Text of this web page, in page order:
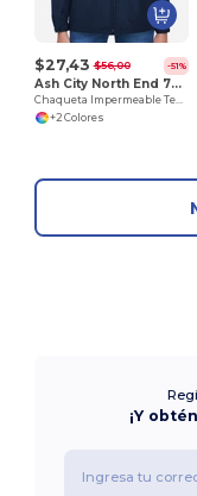
$27,43 $56,00 -51%
Ash City North End 78032
Chaqueta Impermeable Techno para Mujer
+2 Colores
¡Y